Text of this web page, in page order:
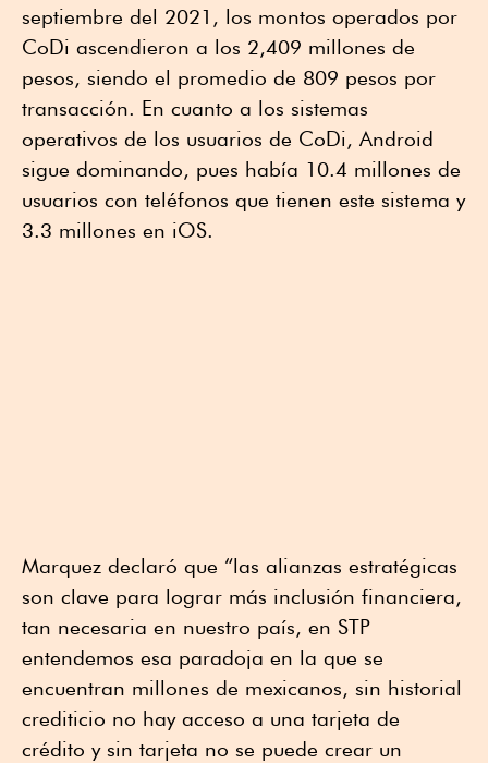
septiembre del 2021, los montos operados por
CoDi ascendieron a los 2,409 millones de
pesos, siendo el promedio de 809 pesos por
transacción. En cuanto a los sistemas
operativos de los usuarios de CoDi, Android
sigue dominando, pues había 10.4 millones de
usuarios con teléfonos que tienen este sistema y
3.3 millones en iOS.
Marquez declaró que “las alianzas estratégicas
son clave para lograr más inclusión financiera,
tan necesaria en nuestro país, en STP
entendemos esa paradoja en la que se
encuentran millones de mexicanos, sin historial
crediticio no hay acceso a una tarjeta de
crédito y sin tarjeta no se puede crear un